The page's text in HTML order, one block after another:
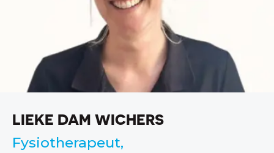
Nieuws en ervaringsverhalen
Over ons
Werken bij
Contact
LIEKE DAM WICHERS
Fysiotherapeut,